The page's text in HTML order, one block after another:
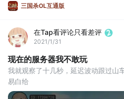
三国杀OL互通版
在Tap看评论只看差评
2021/1/31
现在的服务器我不敢玩
我就观察了十几秒，延迟波动跟过山
易白给